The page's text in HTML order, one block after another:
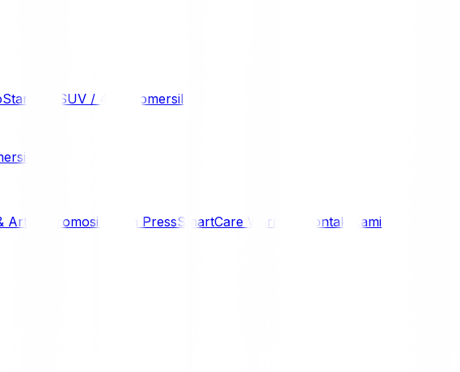
Standard SUV / 4WD
Komersil
Artikel Promosi Siaran PressSmartCare Warranty Kontak Kami